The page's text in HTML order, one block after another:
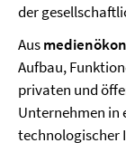
der
Aus
Aufbau,
privaten und
Unternehmen in
technologischer